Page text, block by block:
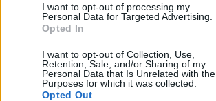
I want to opt-out of processing my
Personal Data for Targeted Advertising.
Opted In
I want to opt-out of Collection, Use,
Retention, Sale, and/or Sharing of my
Personal Data that Is Unrelated with the
Purposes for which it was collected.
Opted Out
Wiedza ogólna